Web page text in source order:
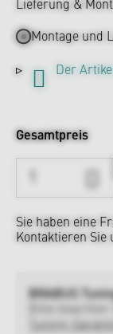
Montage und
Der
Gesamtpreis
Sie haben eine
Kontaktieren Sie
BRABUS
Bitte beachten
Tuning-